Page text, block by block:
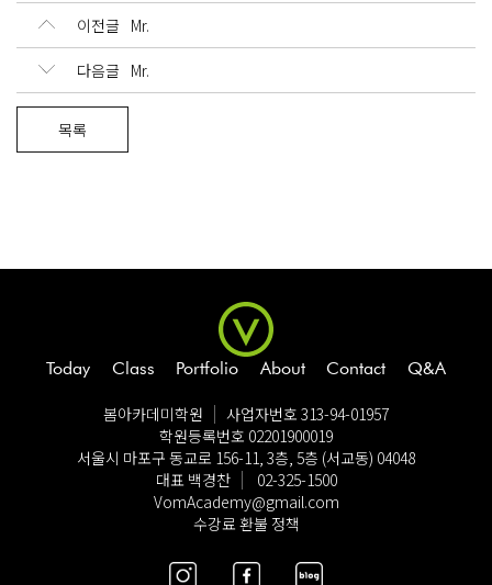
Login Sign up
이전글 Mr.
다음글 Mr.
목록
Today Class Portfolio About Contact Q&A
봄아카데미학원
사업자번호 313-94-01957
학원등록번호 02201900019
서울시 마포구 동교로 156-11, 3층, 5층 (서교동) 04048
대표 백경찬
02-325-1500
VomAcademy@gmail.com
수강료 환불 정책